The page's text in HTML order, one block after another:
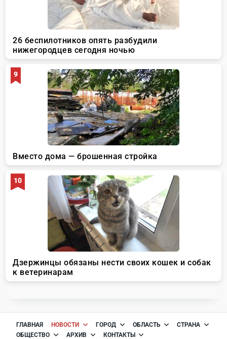
ГЛАВНАЯ НОВОСТИ ГОРОД ОБЛАСТЬ
СТРАНА
ОБЩЕСТВО
АРХИВ КОНТАКТЫ